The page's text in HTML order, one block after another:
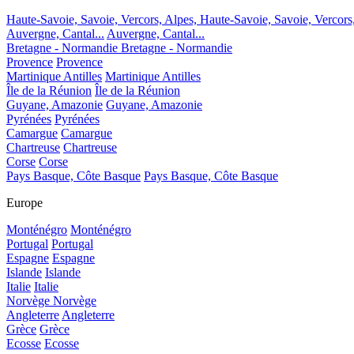
Haute-Savoie, Savoie, Vercors, Alpes, Haute-Savoie, Savoie,
Auvergne, Cantal... Auvergne, Cantal...
Bretagne - Normandie Bretagne - Normandie
Provence Provence
Martinique Antilles Martinique Antilles
Île de la Réunion Île de la Réunion
Guyane, Amazonie Guyane, Amazonie
Pyrénées Pyrénées
Camargue Camargue
Chartreuse Chartreuse
Corse Corse
Pays Basque, Côte Basque Pays Basque, Côte Basque
Europe
Monténégro Monténégro
Portugal Portugal
Espagne Espagne
Islande Islande
Italie Italie
Norvège Norvège
AngleterreAngleterre
Grèce Grèce
Ecosse Ecosse